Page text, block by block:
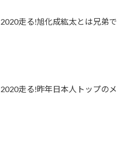
走る!旭化成紘太とは兄弟で
走る!昨年日本人トップのメ